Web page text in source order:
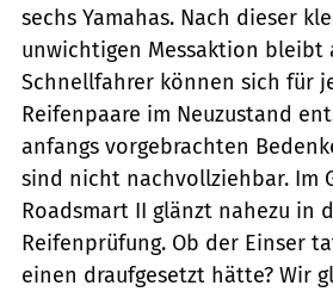
sechs Yamahas. Nach dieser
unwichtigen Messaktion bleibt
Schnellfahrer können sich für
Reifenpaare im Neuzustand
anfangs vorgebrachten
sind nicht nachvollziehbar. Im
Roadsmart II glänzt nahezu in
Reifenprüfung. Ob der Einser
einen draufgesetzt hätte? Wir